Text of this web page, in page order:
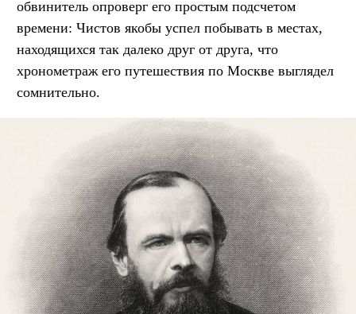
обвинитель опроверг его простым подсчетом
времени: Чистов якобы успел побывать в местах,
находящихся так далеко друг от друга, что
хронометраж его путешествия по Москве выглядел
сомнительно.